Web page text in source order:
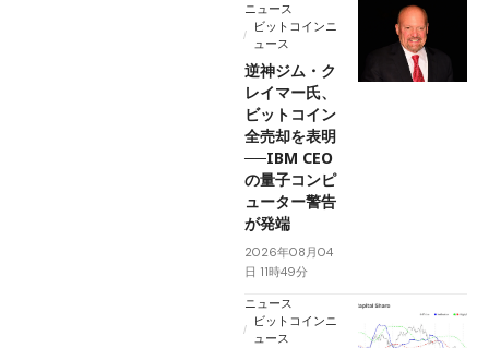
ニュース
ビットコインニ
ュース
逆神ジム・ク
レイマー氏、
ビットコイン
全売却を表明
──IBM CEO
の量子コンピ
ューター警告
が発端
2026年08月04
日 11時49分
ニュース
ビットコインニ
ュース